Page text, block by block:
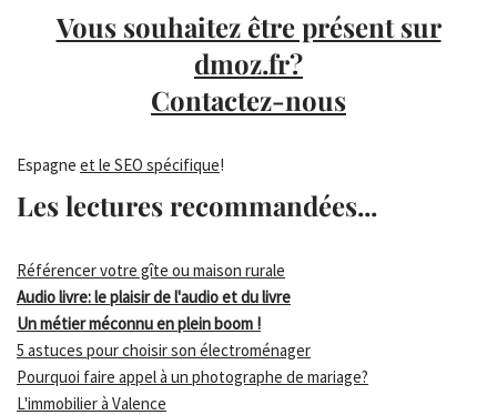
Vous souhaitez être présent sur
dmoz.fr?
Contactez-nous
Espagne et le SEO spécifique!
Les lectures recommandées...
Référencer votre gîte ou maison rurale
Audio livre: le plaisir de l'audio et du livre
Un métier méconnu en plein boom !
5 astuces pour choisir son électroménager
Pourquoi faire appel à un photographe de mariage?
L'immobilier à Valence